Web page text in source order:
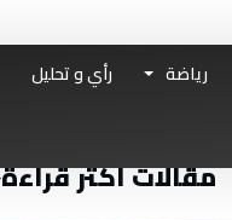
رياضة
رأي و تحليل
مقالات أكثر قراءة